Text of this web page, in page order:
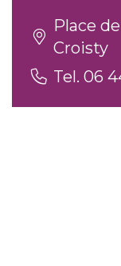
Place
Croisty
Tel. 06